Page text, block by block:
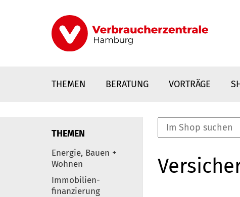
THEMEN BERATUNG VORTRÄGE
Elemente
THEMEN
Energie, Bauen +
Wohnen
Immobilien-
finanzierung